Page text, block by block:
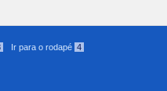
Ir para o rodapé 4